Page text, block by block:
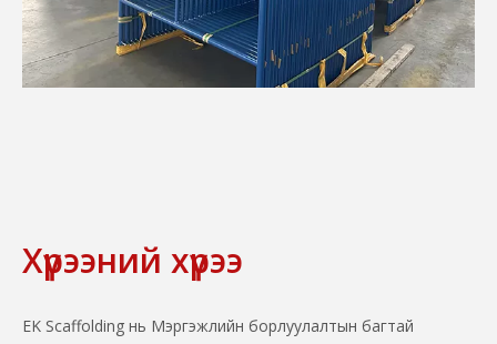
Хүрээний хүрээ
EK Scaffolding нь Мэргэжлийн борлуулалтын багтай